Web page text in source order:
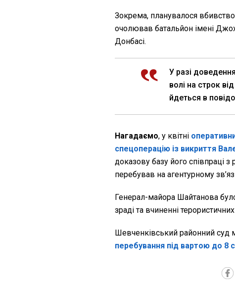
Зокрема, планувалося
очолював батальйон імені
Донбасі.
У разі
волі на строк
йдеться в
Нагадаємо, у квітні
спецоперацію із викриття
доказову базу його співпраці
перебував на агентурному
Генерал-майора Шайтанова
зраді та вчиненні терористичних
Шевченківський районний суд
перебування під вартою до 8